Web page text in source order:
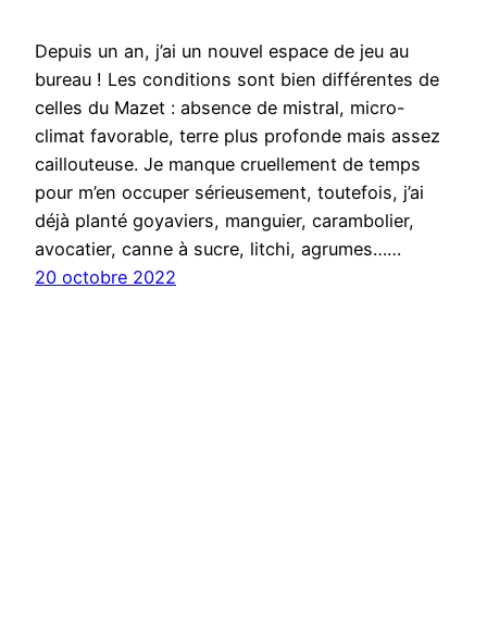
Depuis un an, j’ai un nouvel espace de jeu au
bureau ! Les conditions sont bien différentes de
celles du Mazet : absence de mistral, micro-
climat favorable, terre plus profonde mais assez
caillouteuse. Je manque cruellement de temps
pour m’en occuper sérieusement, toutefois, j’ai
déjà planté goyaviers, manguier, carambolier,
avocatier, canne à sucre, litchi, agrumes……
20 octobre 2022